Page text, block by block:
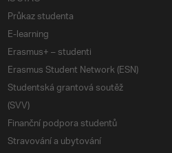
Průkaz studenta
E-learning
Erasmus+ – studenti
Erasmus Student Network (ESN)
Studentská grantová soutěž
(SVV)
Finanční podpora studentů
Stravování a ubytování